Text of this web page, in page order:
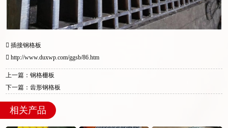
插接钢格板
http://www.duxwp.com/ggsb/86.htm
上一篇：钢格栅板
下一篇：齿形钢格板
相关产品